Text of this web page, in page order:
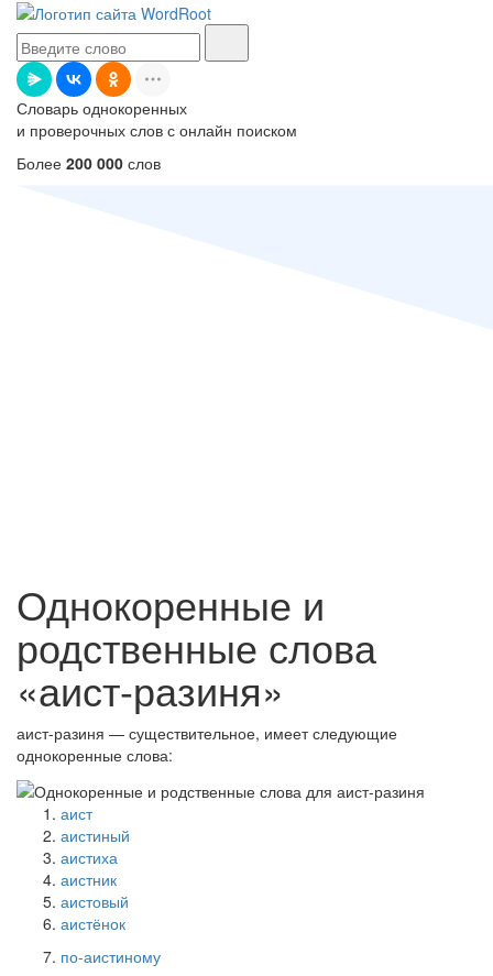
Словарь однокоренных
и проверочных слов с онлайн поиском
Более 200 000 слов
Однокоренные и
родственные слова
«аист-разиня»
аист-разиня — существительное, имеет следующие
однокоренные слова:
аист
аистиный
аистиха
аистник
аистовый
аистёнок
по-аистиному